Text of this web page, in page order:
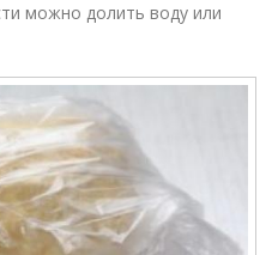
можно долить воду или